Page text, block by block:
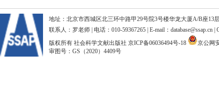
地址：北京市西城区北三环中路甲29号院3号楼华龙大厦A/B座13
联系人：罗老师 | 电话：010-59367265 | E-mail：database@ssap.cn
版权所有 社会科学文献出版社 京ICP备06036494号-18
京公网
审图号：GS（2020）4409号